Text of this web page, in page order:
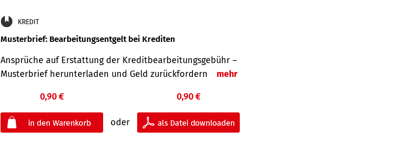
KREDIT
Musterbrief: Bearbeitungsentgelt bei Krediten
Ansprüche auf Erstattung der Kreditbearbeitungsgebühr –
Musterbrief herunterladen und Geld zurückfordern
mehr
0,90 €
oder
0,90 €